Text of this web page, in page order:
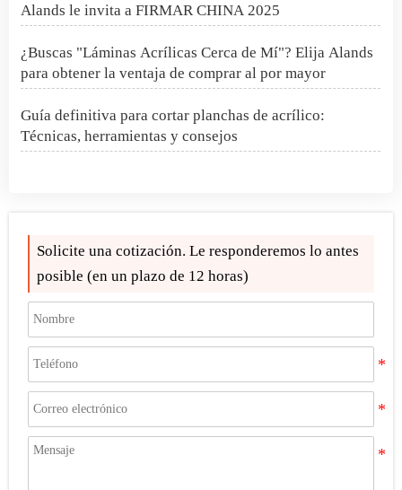
Alands le invita a FIRMAR CHINA 2025
¿Buscas "Láminas Acrílicas Cerca de Mí"? Elija Alands
para obtener la ventaja de comprar al por mayor
Guía definitiva para cortar planchas de acrílico:
Técnicas, herramientas y consejos
Cómo hacer que la purpurina se adhiera al acrílico
Alands le invita a FIRMAR CHINA 2025
¿Buscas "Láminas Acrílicas Cerca de Mí"? Elija Alands
para obtener la ventaja de comprar al por mayor
Guía definitiva para cortar planchas de acrílico:
Solicite una cotización. Le responderemos lo antes
posible (en un plazo de 12 horas)